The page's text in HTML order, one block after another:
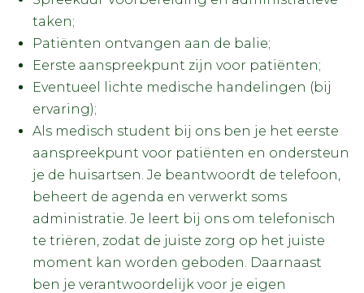
taken;
Patiënten ontvangen aan de balie;
Eerste aanspreekpunt zijn voor patiënten;
Eventueel lichte medische handelingen (bij
ervaring);
Als medisch student bij ons ben je het eerste
aanspreekpunt voor patiënten en ondersteun
je de huisartsen. Je beantwoordt de telefoon,
beheert de agenda en verwerkt soms
administratie. Je leert bij ons om telefonisch
te triëren, zodat de juiste zorg op het juiste
moment kan worden geboden. Daarnaast
ben je verantwoordelijk voor je eigen